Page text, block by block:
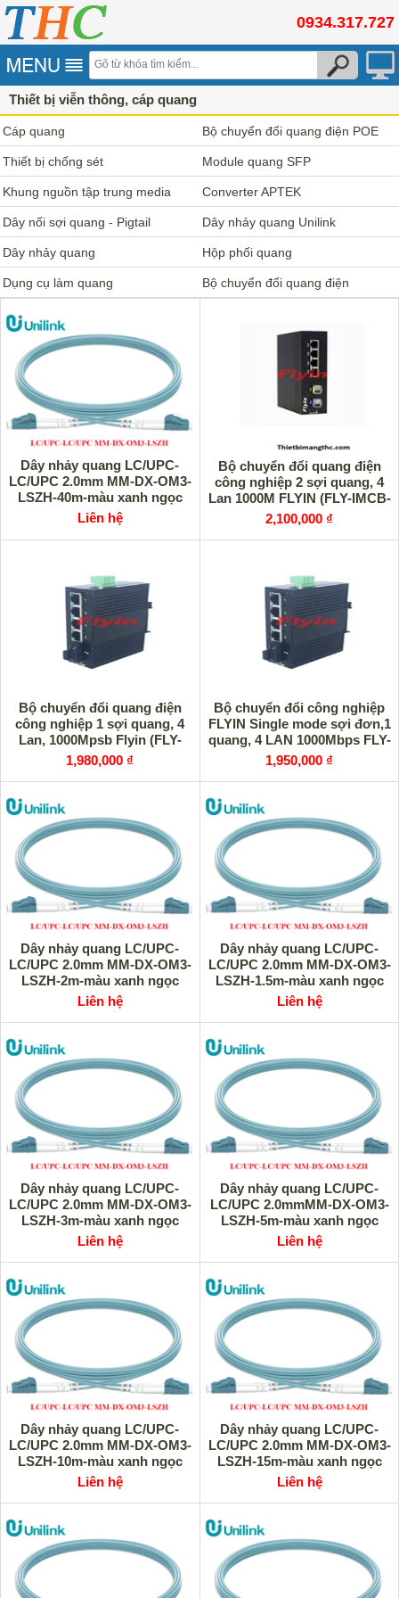
0934.317.727
Thiết bị viễn thông, cáp quang
Cáp quang Bộ chuyển đổi quang điện POE
Thiết bị chống sét Module quang SFP
Khung nguồn tập trung media
converter
Converter APTEK
Dây nối sợi quang - Pigtail Dây nhảy quang Unilink
Dây nhảy quang Hộp phối quang
Dụng cụ làm quang Bộ chuyển đổi quang điện
Dây nhảy quang LC/UPC-
LC/UPC 2.0mm MM-DX-OM3-
LSZH-40m-màu xanh ngọc
Unilink UNI-10031 cao cấp
Liên hệ
Bộ chuyển đổi quang điện
công nghiệp 2 sợi quang, 4
Lan 1000M FLYIN (FLY-IMCB-
1F4TG) cao cấp
2,100,000 ₫
Bộ chuyển đổi quang điện
công nghiệp 1 sợi quang, 4
Lan, 1000Mpsb Flyin (FLY-
IMCB-1F4TG) B cao cấp
1,980,000 ₫
Bộ chuyển đổi công nghiệp
FLYIN Single mode sợi đơn,1
quang, 4 LAN 1000Mbps FLY-
IMCB-1F4T (A)
1,950,000 ₫
Dây nhảy quang LC/UPC-
LC/UPC 2.0mm MM-DX-OM3-
LSZH-2m-màu xanh ngọc
Unilink UNI-10030 cao cấp
Liên hệ
Dây nhảy quang LC/UPC-
LC/UPC 2.0mm MM-DX-OM3-
LSZH-1.5m-màu xanh ngọc
Unilink UNI-10029 cao cấp
Liên hệ
Dây nhảy quang LC/UPC-
LC/UPC 2.0mm MM-DX-OM3-
LSZH-3m-màu xanh ngọc
Unilink UNI-10028 cao cấp
Liên hệ
Dây nhảy quang LC/UPC-
LC/UPC 2.0mmMM-DX-OM3-
LSZH-5m-màu xanh ngọc
Unilink UNI-10027 cao cấp
Liên hệ
Dây nhảy quang LC/UPC-
LC/UPC 2.0mm MM-DX-OM3-
LSZH-10m-màu xanh ngọc
Unilink UNI-10026 cao cấp
Liên hệ
Dây nhảy quang LC/UPC-
LC/UPC 2.0mm MM-DX-OM3-
LSZH-15m-màu xanh ngọc
Unilink UNI-10025 cao cấp
Liên hệ